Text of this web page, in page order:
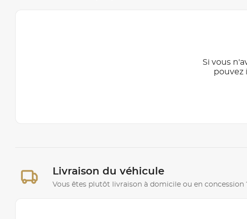
Si vous
pouvez
Livraison du véhicule
Vous êtes plutôt livraison à domicile ou en concession